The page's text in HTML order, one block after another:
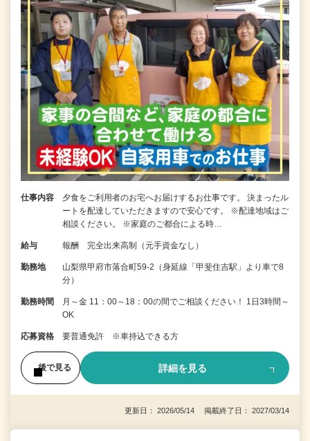
仕事内容
夕食をご利用者のお宅へお届けするお仕事です。 決まったル
ートを配達していただきますので安心です。 ※配達地域はご
相談ください。 ※家庭のご都合による時…
給与 報酬 完全出来高制（元手資金なし）
勤務地
山梨県甲府市落合町59-2（身延線「甲斐住吉駅」より車で8
分）
勤務時間
月～金 11：00～18：00の間でご相談ください！ 1日3時間～
OK
応募資格 要普通免許 ※車持込できる方
後で見る 詳細を見る
更新日： 2026/05/14 掲載終了日： 2027/03/14